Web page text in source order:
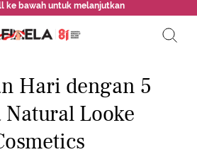
ke bawah untuk melanjutkan
Hari dengan 5
Natural Looke